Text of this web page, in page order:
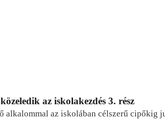
az iskolakezdés 3. rész
alkalommal az iskolában célszerű cipőkig